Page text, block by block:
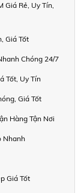
Giá Rẻ, Uy Tín,
Giá Tốt
Chóng 24/7
Tốt, Uy Tín
Giá Tốt
Hàng Tận Nơi
Nhanh
Giá Tốt